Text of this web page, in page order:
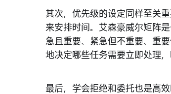
其次，优先级的设定同样至关
来安排时间。艾森豪威尔矩阵
急且重要、紧急但不重要、重
地决定哪些任务需要立即处理，
最后，学会拒绝和委托也是高